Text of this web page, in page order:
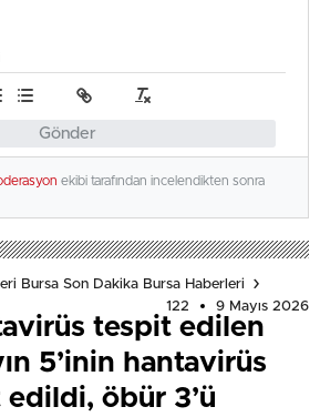
Gönder
ekibi tarafından incelendikten sonra
Bursa Son Dakika Bursa Haberleri
122
9 Mayıs 2026
tespit edilen
5’inin hantavirüs
öbür 3’ü